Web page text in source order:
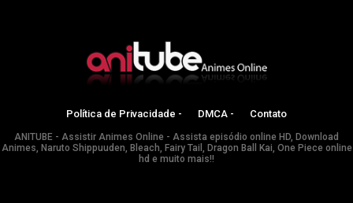
Política de Privacidade - DMCA - Contato
ANITUBE - Assistir Animes Online - Assista episódio online HD, Download
Animes, Naruto Shippuuden, Bleach, Fairy Tail, Dragon Ball Kai, One Piece online
hd e muito mais!!